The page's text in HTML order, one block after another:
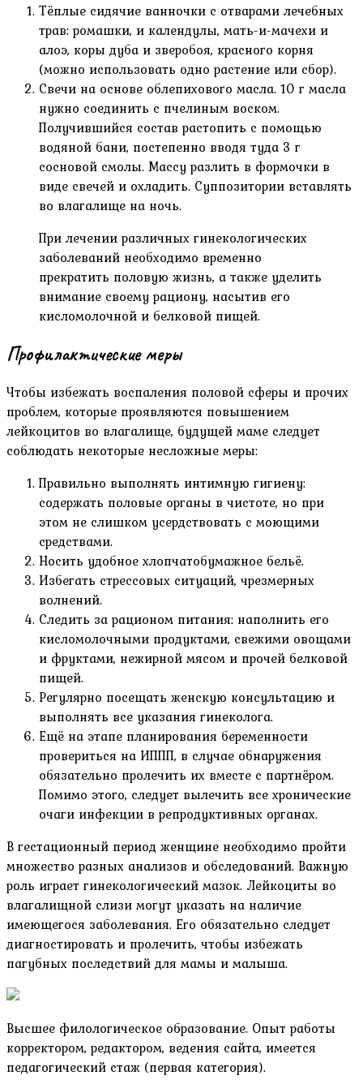
Тёплые сидячие ванночки с отварами лечебных
трав: ромашки, и календулы, мать-и-мачехи и
алоэ, коры дуба и зверобоя, красного корня
(можно использовать одно растение или сбор).
Свечи на основе облепихового масла. 10 г масла
нужно соединить с пчелиным воском.
Получившийся состав растопить с помощью
водяной бани, постепенно вводя туда 3 г
сосновой смолы. Массу разлить в формочки в
виде свечей и охладить. Суппозитории вставлять
во влагалище на ночь.
При лечении различных гинекологических
заболеваний необходимо временно
прекратить половую жизнь, а также уделить
внимание своему рациону, насытив его
кисломолочной и белковой пищей.
Профилактические меры
Чтобы избежать воспаления половой сферы и прочих
проблем, которые проявляются повышением
лейкоцитов во влагалище, будущей маме следует
соблюдать некоторые несложные меры:
Правильно выполнять интимную гигиену:
содержать половые органы в чистоте, но при
этом не слишком усердствовать с моющими
средствами.
Носить удобное хлопчатобумажное бельё.
Избегать стрессовых ситуаций, чрезмерных
волнений.
Следить за рационом питания: наполнить его
кисломолочными продуктами, свежими овощами
и фруктами, нежирной мясом и прочей белковой
пищей.
Регулярно посещать женскую консультацию и
выполнять все указания гинеколога.
Ещё на этапе планирования беременности
провериться на ИППП, в случае обнаружения
обязательно пролечить их вместе с партнёром.
Помимо этого, следует вылечить все хронические
очаги инфекции в репродуктивных органах.
В гестационный период женщине необходимо пройти
множество разных анализов и обследований. Важную
роль играет гинекологический мазок. Лейкоциты во
влагалищной слизи могут указать на наличие
имеющегося заболевания. Его обязательно следует
диагностировать и пролечить, чтобы избежать
пагубных последствий для мамы и малыша.
Высшее филологическое образование. Опыт работы
корректором, редактором, ведения сайта, имеется
педагогический стаж (первая категория).